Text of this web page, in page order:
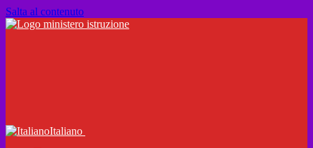
Salta al contenuto
Italiano